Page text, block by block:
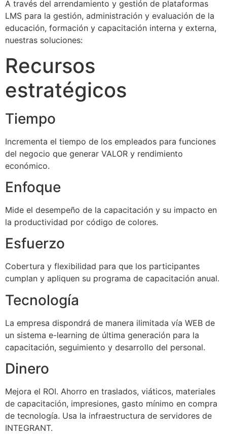
A través del arrendamiento y gestión de plataformas
LMS para la gestión, administración y evaluación de la
educación, formación y capacitación interna y externa,
nuestras soluciones:
Recursos
estratégicos
Tiempo
Incrementa el tiempo de los empleados para funciones
del negocio que generar VALOR y rendimiento
económico.
Enfoque
Mide el desempeño de la capacitación y su impacto en
la productividad por código de colores.
Esfuerzo
Cobertura y flexibilidad para que los participantes
cumplan y apliquen su programa de capacitación anual.
Tecnología
La empresa dispondrá de manera ilimitada vía WEB de
un sistema e-learning de última generación para la
capacitación, seguimiento y desarrollo del personal.
Dinero
Mejora el ROI. Ahorro en traslados, viáticos, materiales
de capacitación, impresiones, gasto mínimo en compra
de tecnología. Usa la infraestructura de servidores de
INTEGRANT.